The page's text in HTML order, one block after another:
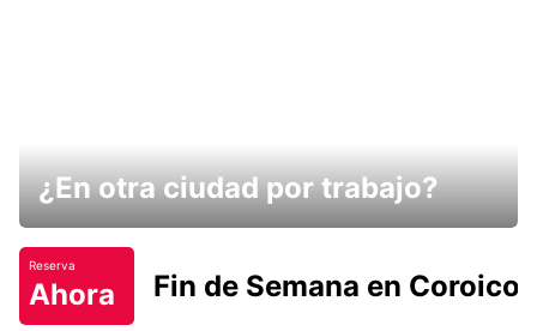
¿En otra ciudad por trabajo?
Reserva
Ahora Fin de Semana en Coroico.